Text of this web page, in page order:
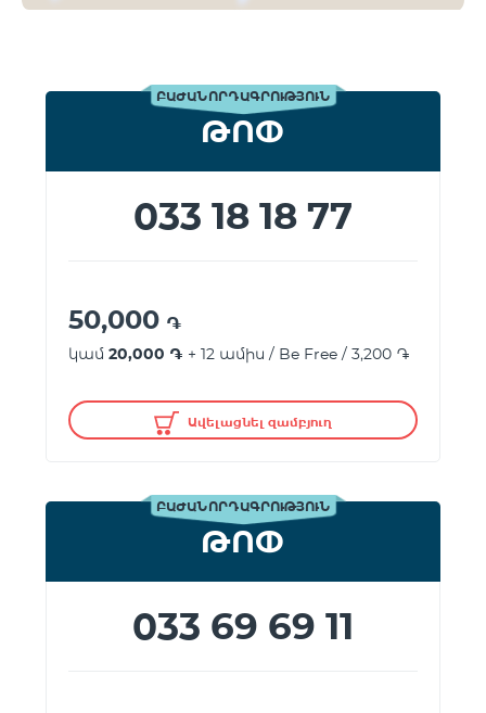
ԲԱԺԱՆՈՐԴԱԳՐՈՒԹՅՈՒՆ
ԹՈՓ
033 18 18 77
50,000 ֏
կամ 20,000 ֏ + 12 ամիս / Be Free / 3,200 ֏
Ավելացնել զամբյուղ
ԲԱԺԱՆՈՐԴԱԳՐՈՒԹՅՈՒՆ
ԹՈՓ
033 69 69 11